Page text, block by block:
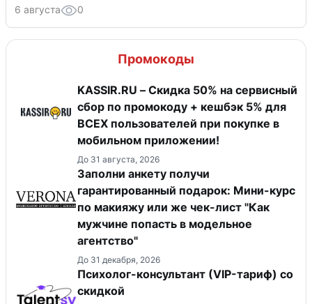
6 августа 0
Промокоды
KASSIR.RU – Скидка 50% на сервисный
сбор по промокоду + кешбэк 5% для
ВСЕХ пользователей при покупке в
мобильном приложении!
До 31 августа, 2026
Заполни анкету получи
гарантированный подарок: Мини-курс
по макияжу или же чек-лист "Как
мужчине попасть в модельное
агентство"
До 31 декабря, 2026
Психолог-консультант (VIP-тариф) со
скидкой